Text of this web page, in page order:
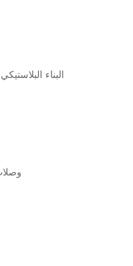
6. البناء
11.